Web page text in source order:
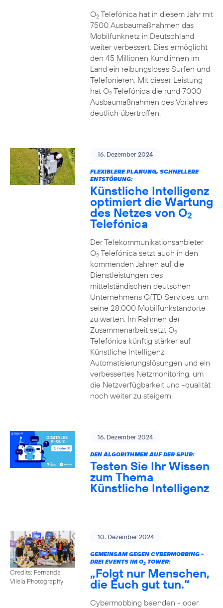
O2Telefónica hat in diesem Jahr mit
7500 Ausbaumaßnahmen das
Mobilfunknetz in Deutschland
weiter verbessert. Dies ermöglicht
den 45 Millionen Kund:innen im
Land ein reibungsloses Surfen und
Telefonieren. Mit dieser Leistung
hat O2Telefónica die rund 7000
Ausbaumaßnahmen des Vorjahres
deutlich übertroffen.
16. Dezember 2024
FLEXIBLERE PLANUNG, SCHNELLERE
ENTSTÖRUNG:
Künstliche Intelligenz
optimiert die Wartung
des Netzes von O2
Telefónica
Der Telekommunikationsanbieter
O2Telefónica setzt auch in den
kommenden Jahren auf die
Dienstleistungen des
mittelständischen deutschen
Unternehmens GfTD Services, um
seine 28.000 Mobilfunkstandorte
zu warten. Im Rahmen der
Zusammenarbeit setzt O2
Telefónica künftig stärker auf
Künstliche Intelligenz,
Automatisierungslösungen und ein
verbessertes Netzmonitoring, um
die Netzverfügbarkeit und -qualität
noch weiter zu steigern.
16. Dezember 2024
DEN ALGORITHMEN AUF DER SPUR:
Testen Sie Ihr Wissen
zum Thema
Künstliche Intelligenz
Credits: Fernanda
Vilela Photography
10. Dezember 2024
GEMEINSAM GEGEN CYBERMOBBING -
DREI EVENTS IM O2TOWER:
„Folgt nur Menschen,
die Euch gut tun.“
Cybermobbing beenden - oder